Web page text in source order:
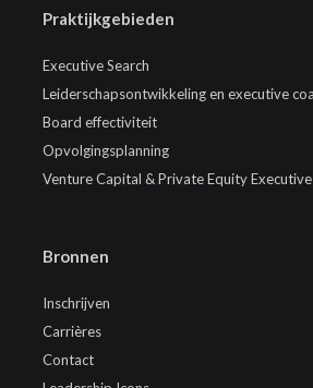
Praktijkgebieden
Executive Search
Leiderschapsontwikkeling en executive
Board effectiviteit
Opvolgingsplanning
Venture Capital & Private Equity
Bronnen
Inschrijven
Carrières
Contact